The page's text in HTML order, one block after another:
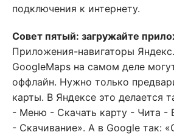
подключения к интернету.
Совет пятый: загружайте
Приложения-навигаторы
GoogleMaps на самом деле
оффлайн. Нужно только
карты. В Яндексе это делается
- Меню - Скачать карту - Чита -
- Скачивание». А в Google так: